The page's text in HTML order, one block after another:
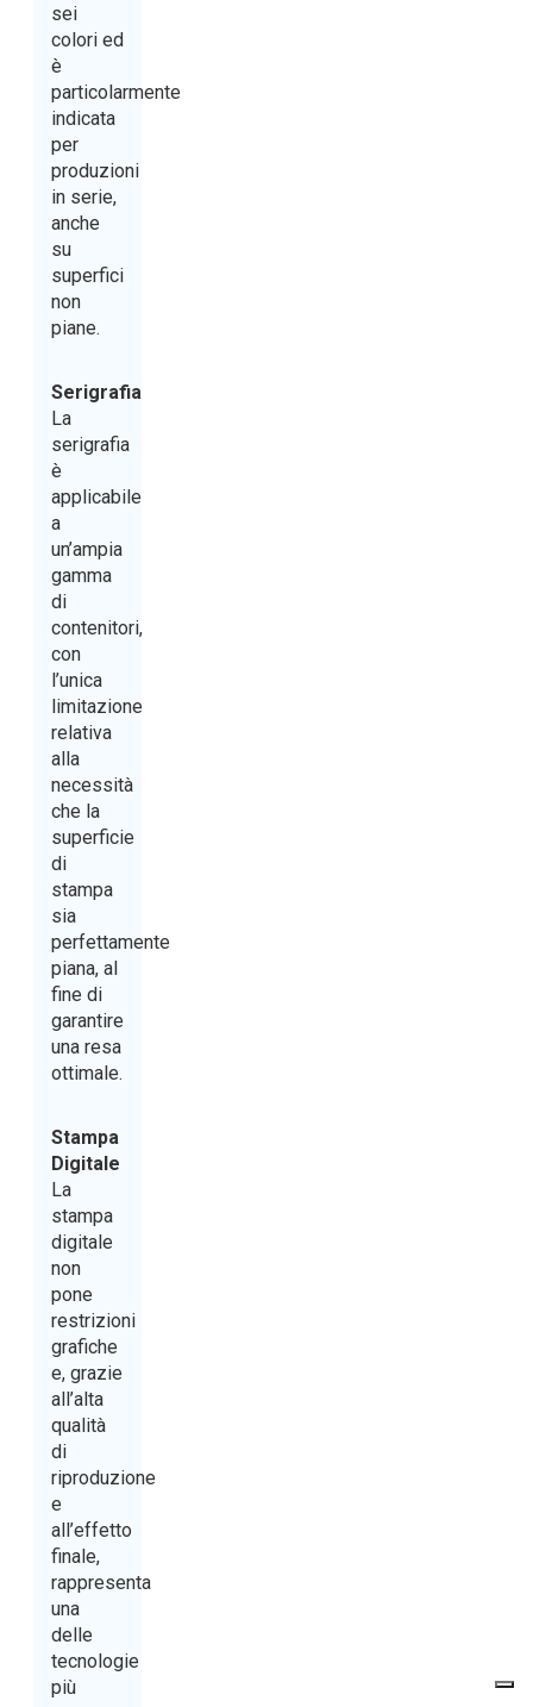
sei
colori ed
è
particolarmente
indicata
per
produzioni
in serie,
anche
su
superfici
non
piane.
Serigrafia
La
serigrafia
è
applicabile
a
un’ampia
gamma
di
contenitori,
con
l’unica
limitazione
relativa
alla
necessità
che la
superficie
di
stampa
sia
perfettamente
piana, al
fine di
garantire
una resa
ottimale.
Stampa
Digitale
La
stampa
digitale
non
pone
restrizioni
grafiche
e, grazie
all’alta
qualità
di
riproduzione
e
all’effetto
finale,
rappresenta
una
delle
tecnologie
più